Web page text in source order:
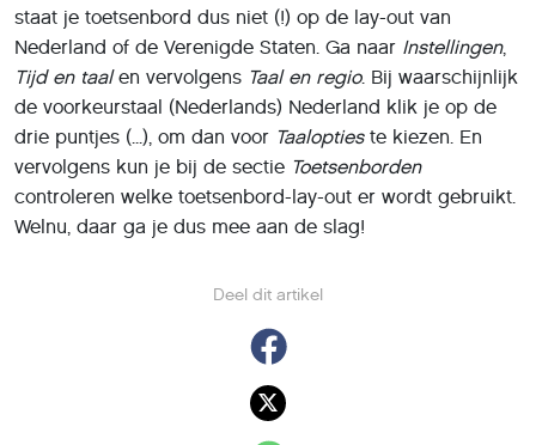
Deel dit artikel
staat je toetsenbord dus niet (!) op de lay-out van
Nederland of de Verenigde Staten. Ga naar Instellingen,
Tijd en taalen vervolgens Taal en regio. Bij waarschijnlijk
de voorkeurstaal (Nederlands) Nederland klik je op de
drie puntjes (...), om dan voor Taaloptieste kiezen. En
vervolgens kun je bij de sectie Toetsenborden
controleren welke toetsenbord-lay-out er wordt gebruikt.
Welnu, daar ga je dus mee aan de slag!